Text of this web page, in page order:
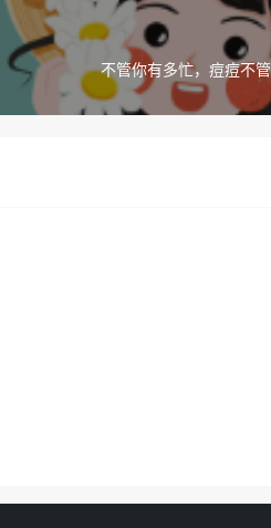
不管你有多忙，痘痘不